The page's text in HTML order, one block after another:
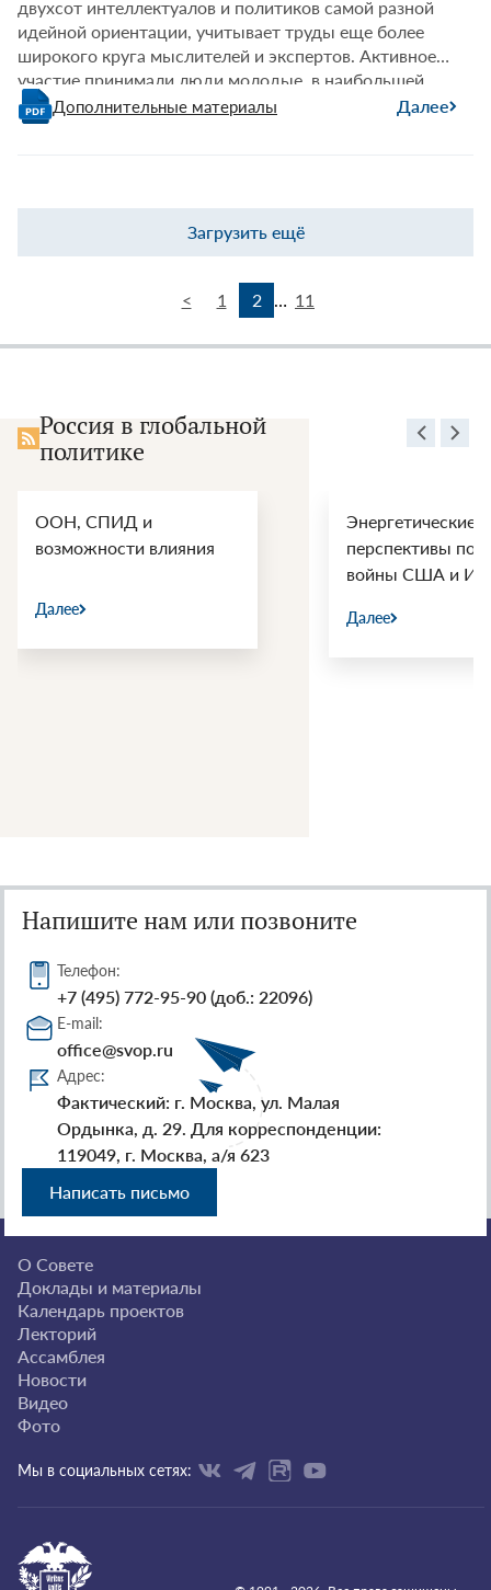
двухсот интеллектуалов и политиков самой разной
идейной ориентации, учитывает труды еще более
широкого круга мыслителей и экспертов. Активное
участие принимали люди молодые, в наибольшей
степени заинтересованные в будущем России.
Дополнительные материалы Далее
Загрузить ещё
< 1 2 … 11
Россия в глобальной
политике
ООН, СПИД и
возможности влияния
Далее
Энергетические
перспективы
войны США и
Далее
Напишите нам или позвоните
Телефон:
+7 (495) 772-95-90 (доб.: 22096)
E-mail:
office@svop.ru
Адрес:
Фактический: г. Москва, ул. Малая
Ордынка, д. 29. Для корреспонденции:
119049, г. Москва, а/я 623
Написать письмо
О Совете
Доклады и материалы
Календарь проектов
Лекторий
Ассамблея
Новости
Видео
Фото
Мы в социальных сетях: